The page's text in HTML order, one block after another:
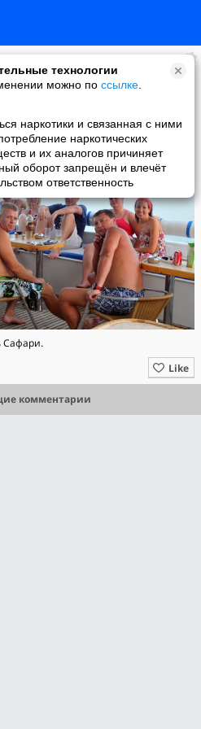
технологии
можно по ссылке
наркотики и связанная с ними
наркотических
и их аналогов причиняет
оборот запрещён и влечёт
ответственность
Сафари.
Like
комментарии